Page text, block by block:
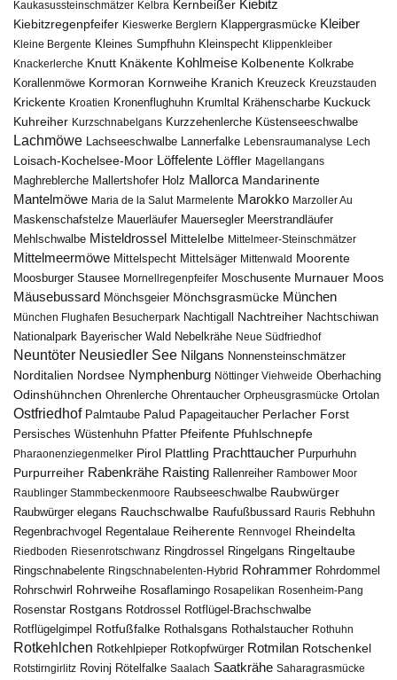
Kaukasussteinschmätzer Kelbra Kernbeißer Kiebitz
Kiebitzregenpfeifer Kieswerke Berglern Klappergrasmücke Kleiber
Kleine Bergente Kleines Sumpfhuhn Kleinspecht Klippenkleiber
Knackerlerche Knutt Knäkente Kohlmeise Kolbenente Kolkrabe
Korallenmöwe Kormoran Kornweihe Kranich Kreuzeck Kreuzstauden
Krickente Kroatien Kronenflughuhn Krumltal Krähenscharbe Kuckuck
Kuhreiher Kurzschnabelgans Kurzzehenlerche Küstenseeschwalbe
Lachmöwe Lachseeschwalbe Lannerfalke Lebensraumanalyse Lech
Loisach-Kochelsee-Moor Löffelente Löffler Magellangans
Maghreblerche Mallertshofer Holz Mallorca Mandarinente
Mantelmöwe Maria de la Salut Marmelente Marokko Marzoller Au
Maskenschafstelze Mauerläufer Mauersegler Meerstrandläufer
Mehlschwalbe Misteldrossel Mittelelbe Mittelmeer-Steinschmätzer
Mittelmeermöwe Mittelspecht Mittelsäger Mittenwald Moorente
Moosburger Stausee Mornellregenpfeifer Moschusente Murnauer Moos
Mäusebussard Mönchsgeier Mönchsgrasmücke München
München Flughafen Besucherpark Nachtigall Nachtreiher Nachtschiwan
Nationalpark Bayerischer Wald Nebelkrähe Neue Südfriedhof
Neuntöter Neusiedler See Nilgans Nonnensteinschmätzer
Norditalien Nordsee Nymphenburg Nöttinger Viehweide Oberhaching
Odinshühnchen Ohrenlerche Ohrentaucher Orpheusgrasmücke Ortolan
Ostfriedhof Palmtaube Palud Papageitaucher Perlacher Forst
Persisches Wüstenhuhn Pfatter Pfeifente Pfuhlschnepfe
Pharaonenziegenmelker Pirol Plattling Prachttaucher Purpurhuhn
Purpurreiher Rabenkrähe Raisting Rallenreiher Rambower Moor
Raublinger Stammbeckenmoore Raubseeschwalbe Raubwürger
Raubwürger elegans Rauchschwalbe Raufußbussard Rauris Rebhuhn
Regenbrachvogel Regentalaue Reiherente Rennvogel Rheindelta
Riedboden Riesenrotschwanz Ringdrossel Ringelgans Ringeltaube
Ringschnabelente Ringschnabelenten-Hybrid Rohrammer Rohrdommel
Rohrschwirl Rohrweihe Rosaflamingo Rosapelikan Rosenheim-Pang
Rosenstar Rostgans Rotdrossel
Rotflügel-Brachschwalbe
Rotflügelgimpel Rotfußfalke Rothalsgans Rothalstaucher Rothuhn
Rotkehlchen Rotkehlpieper Rotkopfwürger Rotmilan Rotschenkel
Rotstirngirlitz Rovinj Rötelfalke Saalach Saatkrähe Saharagrasmücke